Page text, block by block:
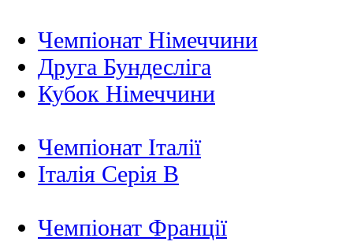
Чемпіонат Німеччини
Друга Бундесліга
Кубок Німеччини
Чемпіонат Італії
Італія Серія B
Чемпіонат Франції